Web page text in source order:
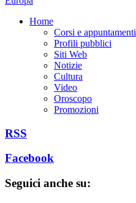
Home
Corsi e appuntamenti
Profili pubblici
Siti Web
Notizie
Cultura
Video
Oroscopo
Promozioni
RSS
Facebook
Seguici anche su: